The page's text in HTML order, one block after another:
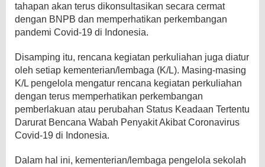
tahapan akan terus dikonsultasikan secara cermat
dengan BNPB dan memperhatikan perkembangan
pandemi Covid-19 di Indonesia.
Disamping itu, rencana kegiatan perkuliahan juga diatur
oleh setiap kementerian/lembaga (K/L). Masing-masing
K/L pengelola mengatur rencana kegiatan perkuliahan
dengan terus memperhatikan perkembangan
pemberlakuan atau perubahan Status Keadaan Tertentu
Darurat Bencana Wabah Penyakit Akibat Coronavirus
Covid-19 di Indonesia.
Dalam hal ini, kementerian/lembaga pengelola sekolah